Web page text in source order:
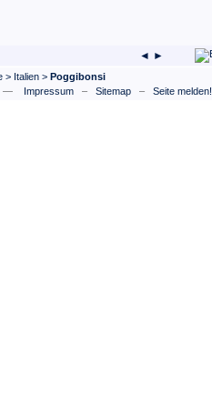
◄ ►
> Italien> Poggibonsi
—
Impressum– Sitemap– Seite melden!